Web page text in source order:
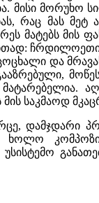
მისი მორუხო
რაც მას მეტ
მატებს მის
და
საკმაოდ
დამჯდარი
ხოლო